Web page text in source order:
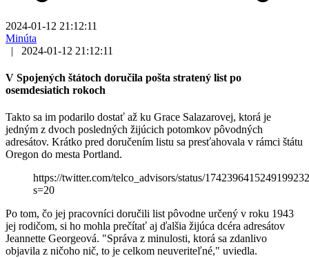
2024-01-12 21:12:11
Minúta
|
2024-01-12 21:12:11
V Spojených štátoch doručila pošta stratený list po
osemdesiatich rokoch
Takto sa im podarilo dostať až ku Grace Salazarovej, ktorá je
jedným z dvoch posledných žijúcich potomkov pôvodných
adresátov. Krátko pred doručením listu sa presťahovala v rámci štátu
Oregon do mesta Portland.
https://twitter.com/telco_advisors/status/
s=20
Po tom, čo jej pracovníci doručili list pôvodne určený v roku 1943
jej rodičom, si ho mohla prečítať aj ďalšia žijúca dcéra adresátov
Jeannette Georgeová. "Správa z minulosti, ktorá sa zdanlivo
objavila z ničoho nič, to je celkom neuveriteľné," uviedla.